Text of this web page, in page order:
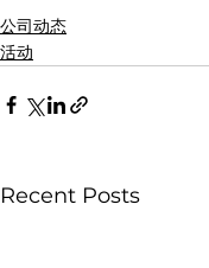
公司动态
活动
Recent Posts